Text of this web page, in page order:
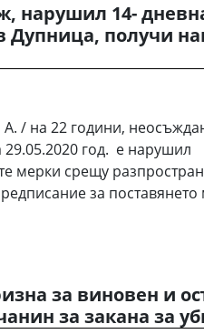
нарушил 14-
Дупница, получи
/ на 22 години,
29.05.2020 год. е нарушил
мерки срещу
за
за виновен и
за закана за